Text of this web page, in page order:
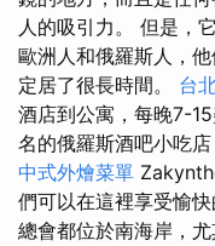
人的吸引力。 但是，
歐洲人和俄羅斯人，
定居了很長時間。 台
酒店到公寓，每晚7-15
名的俄羅斯酒吧小吃店
中式外燴菜單
們可以在這裡享受愉快
總會都位於南海岸，